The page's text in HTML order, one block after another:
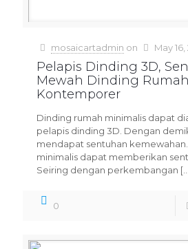
mosaicartadmin on May
Pelapis Dinding 3D,
Mewah Dinding
Kontemporer
Dinding rumah minimalis dapat
pelapis dinding 3D. Dengan
mendapat sentuhan
minimalis dapat memberikan
Seiring dengan perkembangan
0